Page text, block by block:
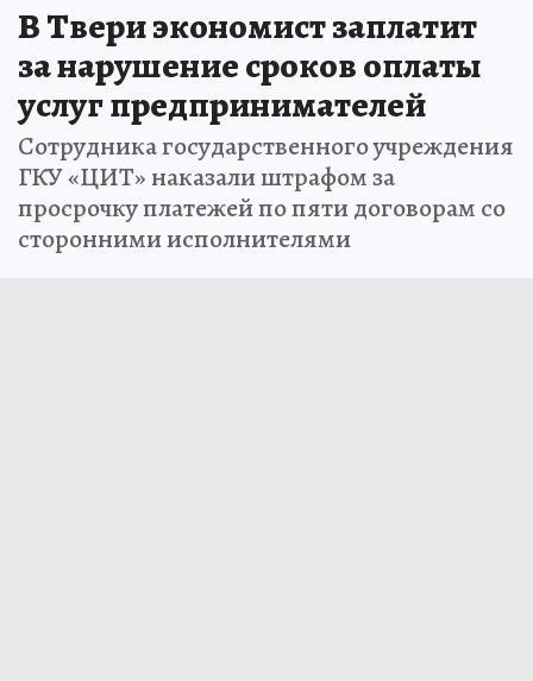
В Твери экономист заплатит
за нарушение сроков оплаты
услуг предпринимателей
Сотрудника государственного учреждения
ГКУ «ЦИТ» наказали штрафом за
просрочку платежей по пяти договорам со
сторонними исполнителями